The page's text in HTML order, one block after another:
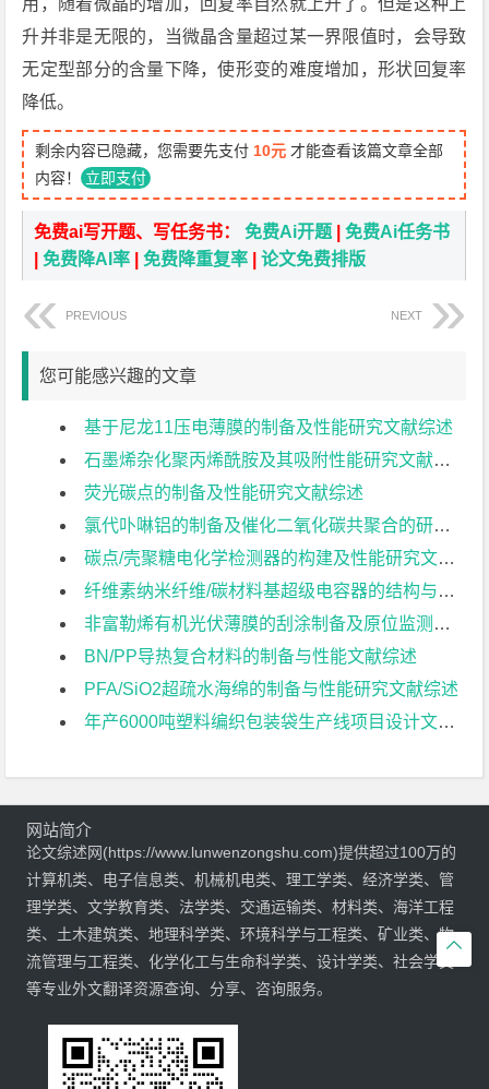
用，随着微晶的增加，回复率自然就上升了。但是这种上
升并非是无限的，当微晶含量超过某一界限值时，会导致
无定型部分的含量下降，使形变的难度增加，形状回复率
降低。
剩余内容已隐藏，您需要先支付 10元 才能查看该篇文章全部
内容！ 立即支付
免费ai写开题、写任务书：免费Ai开题 |免费Ai任务书
|免费降AI率 |免费降重复率 |论文免费排版
PREVIOUS NEXT
您可能感兴趣的文章
基于尼龙11压电薄膜的制备及性能研究文献综述
石墨烯杂化聚丙烯酰胺及其吸附性能研究文献综述
荧光碳点的制备及性能研究文献综述
氯代卟啉铝的制备及催化二氧化碳共聚合的研究文献综述
碳点/壳聚糖电化学检测器的构建及性能研究文献综述
纤维素纳米纤维/碳材料基超级电容器的结构与性能文献综述
非富勒烯有机光伏薄膜的刮涂制备及原位监测研究文献综述
BN/PP导热复合材料的制备与性能文献综述
PFA/SiO2超疏水海绵的制备与性能研究文献综述
年产6000吨塑料编织包装袋生产线项目设计文献综述

网站简介
论文综述网(https://www.lunwenzongshu.com)提供超过100万的
计算机类、电子信息类、机械机电类、理工学类、经济学类、管
理学类、文学教育类、法学类、交通运输类、材料类、海洋工程
类、土木建筑类、地理科学类、环境科学与工程类、矿业类、物
流管理与工程类、化学化工与生命科学类、设计学类、社会学类
等专业外文翻译资源查询、分享、咨询服务。